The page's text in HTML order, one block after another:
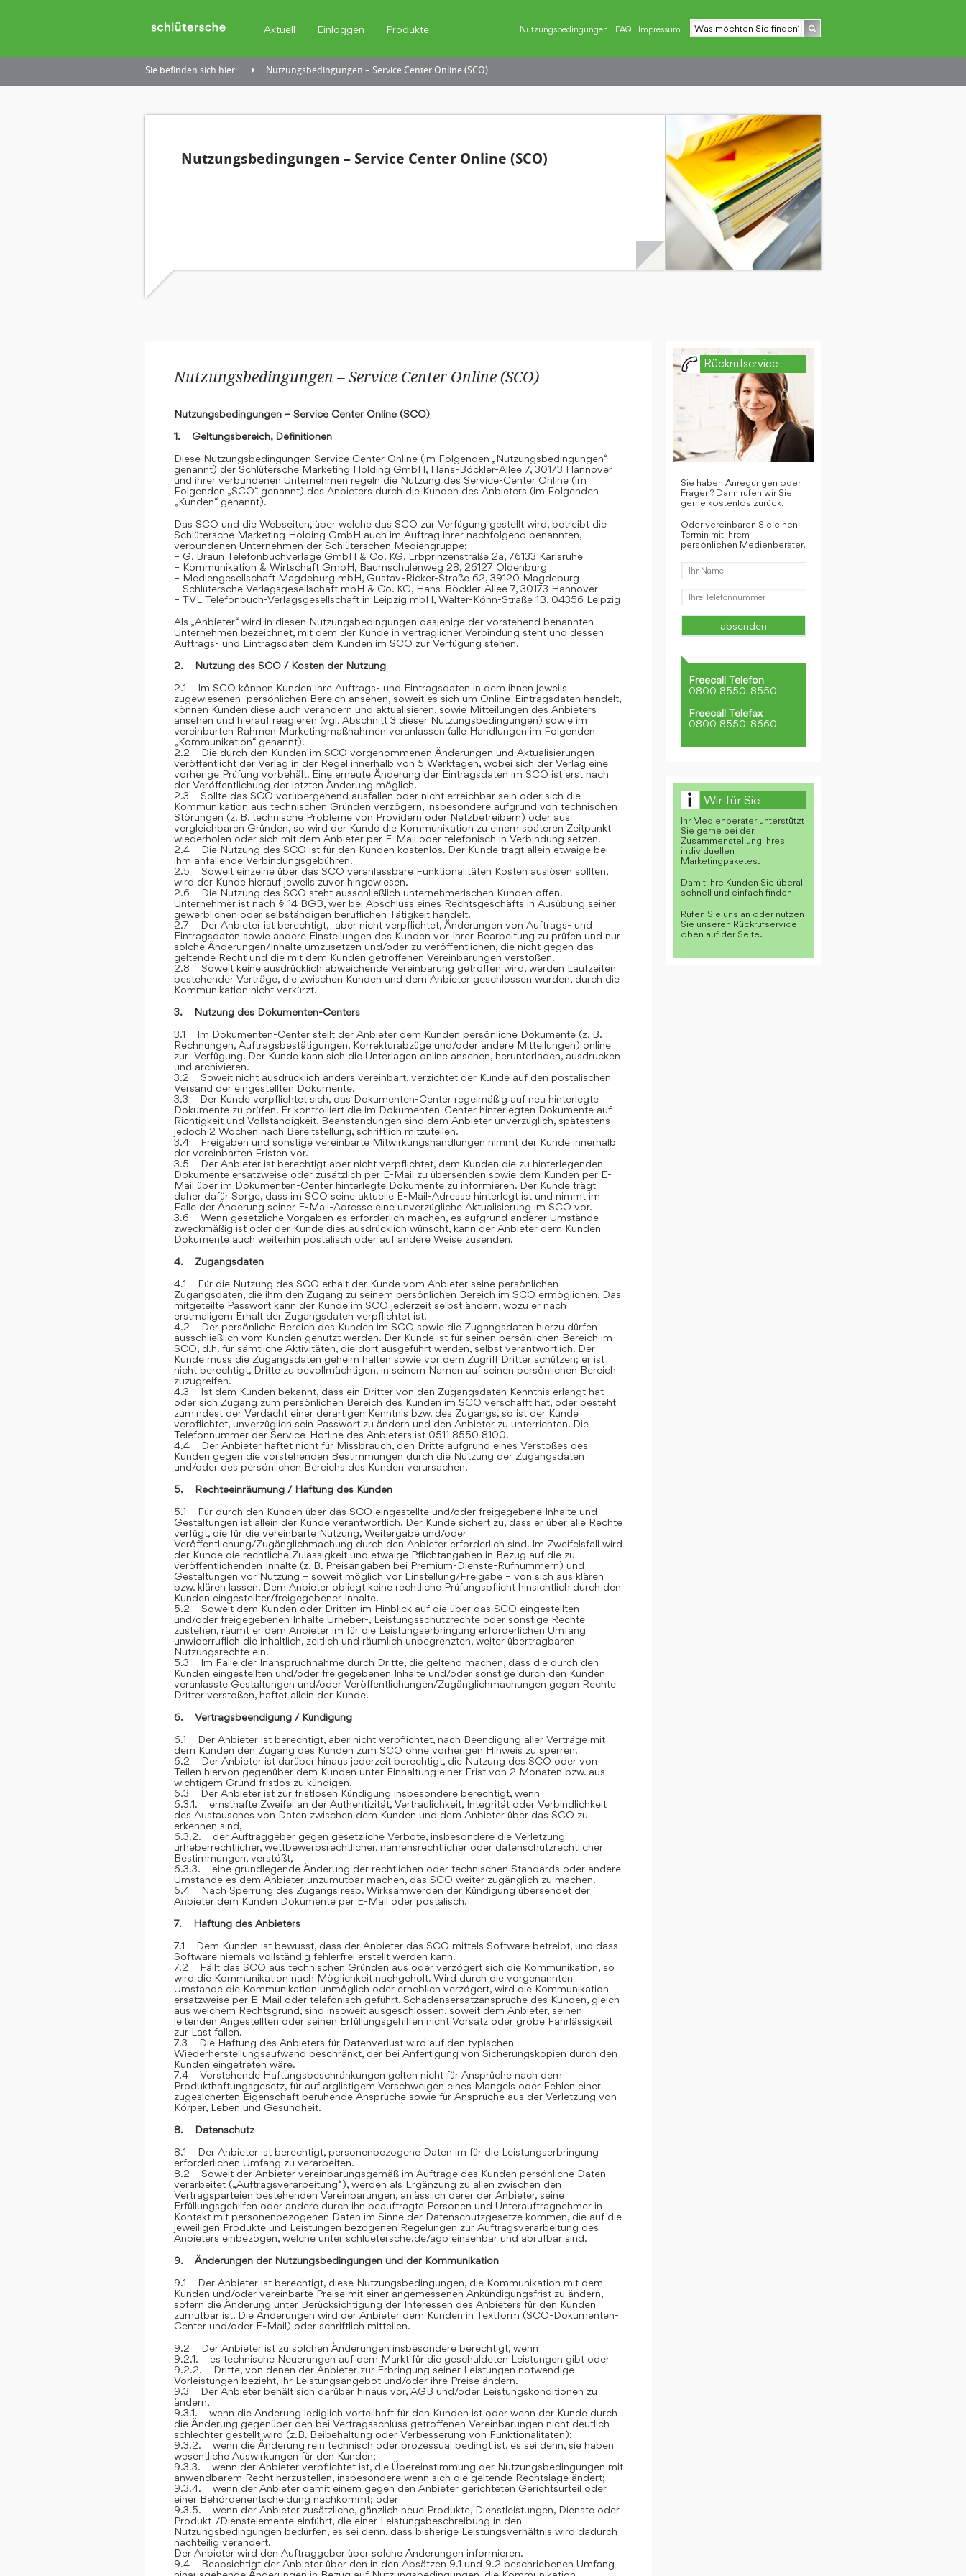
Aktuell Einloggen Produkte Nutzungsbedingungen FAQ Impressum
Sie befinden sich hier: Nutzungsbedingungen – Service Center Online (SCO)
Nutzungsbedingungen – Service Center Online (SCO)
Nutzungsbedingungen – Service Center Online (SCO)
Nutzungsbedingungen – Service Center Online (SCO)
1. Geltungsbereich, Definitionen
Diese Nutzungsbedingungen Service Center Online (im Folgenden „Nutzungsbedingungen“
genannt) der Schlütersche Marketing Holding GmbH, Hans-Böckler-Allee 7, 30173 Hannover
und ihrer verbundenen Unternehmen regeln die Nutzung des Service-Center Online (im
Folgenden „SCO“ genannt) des Anbieters durch die Kunden des Anbieters (im Folgenden
„Kunden“ genannt).
Das SCO und die Webseiten, über welche das SCO zur Verfügung gestellt wird, betreibt die
Schlütersche Marketing Holding GmbH auch im Auftrag ihrer nachfolgend benannten,
verbundenen Unternehmen der Schlüterschen Mediengruppe:
– G. Braun Telefonbuchverlage GmbH & Co. KG, Erbprinzenstraße 2a, 76133 Karlsruhe
– Kommunikation & Wirtschaft GmbH, Baumschulenweg 28, 26127 Oldenburg
– Mediengesellschaft Magdeburg mbH, Gustav-Ricker-Straße 62, 39120 Magdeburg
– Schlütersche Verlagsgesellschaft mbH & Co. KG, Hans-Böckler-Allee 7, 30173 Hannover
– TVL Telefonbuch-Verlagsgesellschaft in Leipzig mbH, Walter-Köhn-Straße 1B, 04356 Leipzig
Als „Anbieter“ wird in diesen Nutzungsbedingungen dasjenige der vorstehend benannten
Unternehmen bezeichnet, mit dem der Kunde in vertraglicher Verbindung steht und dessen
Auftrags- und Eintragsdaten dem Kunden im SCO zur Verfügung stehen.
2. Nutzung des SCO / Kosten der Nutzung
2.1 Im SCO können Kunden ihre Auftrags- und Eintragsdaten in dem ihnen jeweils
zugewiesenen persönlichen Bereich ansehen, soweit es sich um Online-Eintragsdaten handelt,
können Kunden diese auch verändern und aktualisieren, sowie Mitteilungen des Anbieters
ansehen und hierauf reagieren (vgl. Abschnitt 3 dieser Nutzungsbedingungen) sowie im
vereinbarten Rahmen Marketingmaßnahmen veranlassen (alle Handlungen im Folgenden
„Kommunikation“ genannt).
2.2 Die durch den Kunden im SCO vorgenommenen Änderungen und Aktualisierungen
veröffentlicht der Verlag in der Regel innerhalb von 5 Werktagen, wobei sich der Verlag eine
vorherige Prüfung vorbehält. Eine erneute Änderung der Eintragsdaten im SCO ist erst nach
der Veröffentlichung der letzten Änderung möglich.
2.3 Sollte das SCO vorübergehend ausfallen oder nicht erreichbar sein oder sich die
Kommunikation aus technischen Gründen verzögern, insbesondere aufgrund von technischen
Störungen (z. B. technische Probleme von Providern oder Netzbetreibern) oder aus
vergleichbaren Gründen, so wird der Kunde die Kommunikation zu einem späteren Zeitpunkt
wiederholen oder sich mit dem Anbieter per E-Mail oder telefonisch in Verbindung setzen.
2.4 Die Nutzung des SCO ist für den Kunden kostenlos. Der Kunde trägt allein etwaige bei
ihm anfallende Verbindungsgebühren.
2.5 Soweit einzelne über das SCO veranlassbare Funktionalitäten Kosten auslösen sollten,
wird der Kunde hierauf jeweils zuvor hingewiesen.
2.6 Die Nutzung des SCO steht ausschließlich unternehmerischen Kunden offen.
Unternehmer ist nach § 14 BGB, wer bei Abschluss eines Rechtsgeschäfts in Ausübung seiner
gewerblichen oder selbständigen beruflichen Tätigkeit handelt.
2.7 Der Anbieter ist berechtigt, aber nicht verpflichtet, Änderungen von Auftrags- und
Eintragsdaten sowie andere Einstellungen des Kunden vor Ihrer Bearbeitung zu prüfen und nur
solche Änderungen/Inhalte umzusetzen und/oder zu veröffentlichen, die nicht gegen das
geltende Recht und die mit dem Kunden getroffenen Vereinbarungen verstoßen.
2.8 Soweit keine ausdrücklich abweichende Vereinbarung getroffen wird, werden Laufzeiten
bestehender Verträge, die zwischen Kunden und dem Anbieter geschlossen wurden, durch die
Kommunikation nicht verkürzt.
3. Nutzung des Dokumenten-Centers
3.1 Im Dokumenten-Center stellt der Anbieter dem Kunden persönliche Dokumente (z. B.
Rechnungen, Auftragsbestätigungen, Korrekturabzüge und/oder andere Mitteilungen) online
zur Verfügung. Der Kunde kann sich die Unterlagen online ansehen, herunterladen, ausdrucken
und archivieren.
3.2 Soweit nicht ausdrücklich anders vereinbart, verzichtet der Kunde auf den postalischen
Versand der eingestellten Dokumente.
3.3 Der Kunde verpflichtet sich, das Dokumenten-Center regelmäßig auf neu hinterlegte
Dokumente zu prüfen. Er kontrolliert die im Dokumenten-Center hinterlegten Dokumente auf
Richtigkeit und Vollständigkeit. Beanstandungen sind dem Anbieter unverzüglich, spätestens
jedoch 2 Wochen nach Bereitstellung, schriftlich mitzuteilen.
3.4 Freigaben und sonstige vereinbarte Mitwirkungshandlungen nimmt der Kunde innerhalb
der vereinbarten Fristen vor.
3.5 Der Anbieter ist berechtigt aber nicht verpflichtet, dem Kunden die zu hinterlegenden
Dokumente ersatzweise oder zusätzlich per E-Mail zu übersenden sowie dem Kunden per E-
Mail über im Dokumenten-Center hinterlegte Dokumente zu informieren. Der Kunde trägt
daher dafür Sorge, dass im SCO seine aktuelle E-Mail-Adresse hinterlegt ist und nimmt im
Falle der Änderung seiner E-Mail-Adresse eine unverzügliche Aktualisierung im SCO vor.
3.6 Wenn gesetzliche Vorgaben es erforderlich machen, es aufgrund anderer Umstände
zweckmäßig ist oder der Kunde dies ausdrücklich wünscht, kann der Anbieter dem Kunden
Dokumente auch weiterhin postalisch oder auf andere Weise zusenden.
4. Zugangsdaten
4.1 Für die Nutzung des SCO erhält der Kunde vom Anbieter seine persönlichen
Zugangsdaten, die ihm den Zugang zu seinem persönlichen Bereich im SCO ermöglichen. Das
mitgeteilte Passwort kann der Kunde im SCO jederzeit selbst ändern, wozu er nach
erstmaligem Erhalt der Zugangsdaten verpflichtet ist.
4.2 Der persönliche Bereich des Kunden im SCO sowie die Zugangsdaten hierzu dürfen
ausschließlich vom Kunden genutzt werden. Der Kunde ist für seinen persönlichen Bereich im
SCO, d.h. für sämtliche Aktivitäten, die dort ausgeführt werden, selbst verantwortlich. Der
Kunde muss die Zugangsdaten geheim halten sowie vor dem Zugriff Dritter schützen; er ist
nicht berechtigt, Dritte zu bevollmächtigen, in seinem Namen auf seinen persönlichen Bereich
zuzugreifen.
4.3 Ist dem Kunden bekannt, dass ein Dritter von den Zugangsdaten Kenntnis erlangt hat
oder sich Zugang zum persönlichen Bereich des Kunden im SCO verschafft hat, oder besteht
zumindest der Verdacht einer derartigen Kenntnis bzw. des Zugangs, so ist der Kunde
verpflichtet, unverzüglich sein Passwort zu ändern und den Anbieter zu unterrichten. Die
Telefonnummer der Service-Hotline des Anbieters ist 0511 8550 8100.
4.4 Der Anbieter haftet nicht für Missbrauch, den Dritte aufgrund eines Verstoßes des
Kunden gegen die vorstehenden Bestimmungen durch die Nutzung der Zugangsdaten
und/oder des persönlichen Bereichs des Kunden verursachen.
5. Rechteeinräumung / Haftung des Kunden
5.1 Für durch den Kunden über das SCO eingestellte und/oder freigegebene Inhalte und
Gestaltungen ist allein der Kunde verantwortlich. Der Kunde sichert zu, dass er über alle Rechte
verfügt, die für die vereinbarte Nutzung, Weitergabe und/oder
Veröffentlichung/Zugänglichmachung durch den Anbieter erforderlich sind. Im Zweifelsfall wird
der Kunde die rechtliche Zulässigkeit und etwaige Pflichtangaben in Bezug auf die zu
veröffentlichenden Inhalte (z. B. Preisangaben bei Premium-Dienste-Rufnummern) und
Gestaltungen vor Nutzung – soweit möglich vor Einstellung/Freigabe – von sich aus klären
bzw. klären lassen. Dem Anbieter obliegt keine rechtliche Prüfungspflicht hinsichtlich durch den
Kunden eingestellter/freigegebener Inhalte.
5.2 Soweit dem Kunden oder Dritten im Hinblick auf die über das SCO eingestellten
und/oder freigegebenen Inhalte Urheber-, Leistungsschutzrechte oder sonstige Rechte
zustehen, räumt er dem Anbieter im für die Leistungserbringung erforderlichen Umfang
unwiderruflich die inhaltlich, zeitlich und räumlich unbegrenzten, weiter übertragbaren
Nutzungsrechte ein.
5.3 Im Falle der Inanspruchnahme durch Dritte, die geltend machen, dass die durch den
Kunden eingestellten und/oder freigegebenen Inhalte und/oder sonstige durch den Kunden
veranlasste Gestaltungen und/oder Veröffentlichungen/Zugänglichmachungen gegen Rechte
Dritter verstoßen, haftet allein der Kunde.
6. Vertragsbeendigung / Kündigung
6.1 Der Anbieter ist berechtigt, aber nicht verpflichtet, nach Beendigung aller Verträge mit
dem Kunden den Zugang des Kunden zum SCO ohne vorherigen Hinweis zu sperren.
6.2 Der Anbieter ist darüber hinaus jederzeit berechtigt, die Nutzung des SCO oder von
Teilen hiervon gegenüber dem Kunden unter Einhaltung einer Frist von 2 Monaten bzw. aus
wichtigem Grund fristlos zu kündigen.
6.3 Der Anbieter ist zur fristlosen Kündigung insbesondere berechtigt, wenn
6.3.1. ernsthafte Zweifel an der Authentizität, Vertraulichkeit, Integrität oder Verbindlichkeit
des Austausches von Daten zwischen dem Kunden und dem Anbieter über das SCO zu
erkennen sind,
6.3.2. der Auftraggeber gegen gesetzliche Verbote, insbesondere die Verletzung
urheberrechtlicher, wettbewerbsrechtlicher, namensrechtlicher oder datenschutzrechtlicher
Bestimmungen, verstößt,
6.3.3. eine grundlegende Änderung der rechtlichen oder technischen Standards oder andere
Umstände es dem Anbieter unzumutbar machen, das SCO weiter zugänglich zu machen.
6.4 Nach Sperrung des Zugangs resp. Wirksamwerden der Kündigung übersendet der
Anbieter dem Kunden Dokumente per E-Mail oder postalisch.
7. Haftung des Anbieters
7.1 Dem Kunden ist bewusst, dass der Anbieter das SCO mittels Software betreibt, und dass
Software niemals vollständig fehlerfrei erstellt werden kann.
7.2 Fällt das SCO aus technischen Gründen aus oder verzögert sich die Kommunikation, so
wird die Kommunikation nach Möglichkeit nachgeholt. Wird durch die vorgenannten
Umstände die Kommunikation unmöglich oder erheblich verzögert, wird die Kommunikation
ersatzweise per E-Mail oder telefonisch geführt. Schadensersatzansprüche des Kunden, gleich
aus welchem Rechtsgrund, sind insoweit ausgeschlossen, soweit dem Anbieter, seinen
leitenden Angestellten oder seinen Erfüllungsgehilfen nicht Vorsatz oder grobe Fahrlässigkeit
zur Last fallen.
7.3 Die Haftung des Anbieters für Datenverlust wird auf den typischen
Wiederherstellungsaufwand beschränkt, der bei Anfertigung von Sicherungskopien durch den
Kunden eingetreten wäre.
7.4 Vorstehende Haftungsbeschränkungen gelten nicht für Ansprüche nach dem
Produkthaftungsgesetz, für auf arglistigem Verschweigen eines Mangels oder Fehlen einer
zugesicherten Eigenschaft beruhende Ansprüche sowie für Ansprüche aus der Verletzung von
Körper, Leben und Gesundheit.
8. Datenschutz
8.1 Der Anbieter ist berechtigt, personenbezogene Daten im für die Leistungserbringung
erforderlichen Umfang zu verarbeiten.
8.2 Soweit der Anbieter vereinbarungsgemäß im Auftrage des Kunden persönliche Daten
verarbeitet („Auftragsverarbeitung“), werden als Ergänzung zu allen zwischen den
Vertragsparteien bestehenden Vereinbarungen, anlässlich derer der Anbieter, seine
Erfüllungsgehilfen oder andere durch ihn beauftragte Personen und Unterauftragnehmer in
Kontakt mit personenbezogenen Daten im Sinne der Datenschutzgesetze kommen, die auf die
jeweiligen Produkte und Leistungen bezogenen Regelungen zur Auftragsverarbeitung des
Anbieters einbezogen, welche unter schluetersche.de/agb einsehbar und abrufbar sind.
9. Änderungen der Nutzungsbedingungen und der Kommunikation
9.1 Der Anbieter ist berechtigt, diese Nutzungsbedingungen, die Kommunikation mit dem
Kunden und/oder vereinbarte Preise mit einer angemessenen Ankündigungsfrist zu ändern,
sofern die Änderung unter Berücksichtigung der Interessen des Anbieters für den Kunden
zumutbar ist. Die Änderungen wird der Anbieter dem Kunden in Textform (SCO-Dokumenten-
Center und/oder E-Mail) oder schriftlich mitteilen.
9.2 Der Anbieter ist zu solchen Änderungen insbesondere berechtigt, wenn
9.2.1. es technische Neuerungen auf dem Markt für die geschuldeten Leistungen gibt oder
9.2.2. Dritte, von denen der Anbieter zur Erbringung seiner Leistungen notwendige
Vorleistungen bezieht, ihr Leistungsangebot und/oder ihre Preise ändern.
9.3 Der Anbieter behält sich darüber hinaus vor, AGB und/oder Leistungskonditionen zu
ändern,
9.3.1. wenn die Änderung lediglich vorteilhaft für den Kunden ist oder wenn der Kunde durch
die Änderung gegenüber den bei Vertragsschluss getroffenen Vereinbarungen nicht deutlich
schlechter gestellt wird (z.B. Beibehaltung oder Verbesserung von Funktionalitäten);
9.3.2. wenn die Änderung rein technisch oder prozessual bedingt ist, es sei denn, sie haben
wesentliche Auswirkungen für den Kunden;
9.3.3. wenn der Anbieter verpflichtet ist, die Übereinstimmung der Nutzungsbedingungen mit
anwendbarem Recht herzustellen, insbesondere wenn sich die geltende Rechtslage ändert;
9.3.4. wenn der Anbieter damit einem gegen den Anbieter gerichteten Gerichtsurteil oder
einer Behördenentscheidung nachkommt; oder
9.3.5. wenn der Anbieter zusätzliche, gänzlich neue Produkte, Dienstleistungen, Dienste oder
Produkt-/Dienstelemente einführt, die einer Leistungsbeschreibung in den
Nutzungsbedingungen bedürfen, es sei denn, dass bisherige Leistungsverhältnis wird dadurch
nachteilig verändert.
Der Anbieter wird den Auftraggeber über solche Änderungen informieren.
9.4 Beabsichtigt der Anbieter über den in den Absätzen 9.1 und 9.2 beschriebenen Umfang
Rückrufservice
Sie haben Anregungen oder
Fragen? Dann rufen wir Sie
gerne kostenlos zurück.
Oder vereinbaren Sie einen
Termin mit Ihrem
persönlichen Medienberater.
Freecall Telefon
0800 8550-8550
Freecall Telefax
0800 8550-8660
Wir für Sie
Ihr Medienberater unterstützt
Sie gerne bei der
Zusammenstellung Ihres
individuellen
Marketingpaketes.
Damit Ihre Kunden Sie überall
schnell und einfach finden!
Rufen Sie uns an oder nutzen
Sie unseren Rückrufservice
oben auf der Seite.